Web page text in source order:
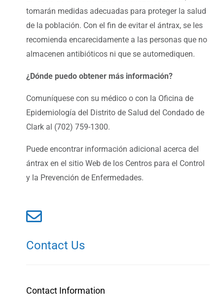
tomarán medidas adecuadas para proteger la salud
de la población. Con el fin de evitar el ántrax, se les
recomienda encarecidamente a las personas que no
almacenen antibióticos ni que se automediquen.
¿Dónde puedo obtener más información?
Comuníquese con su médico o con la Oficina de
Epidemiología del Distrito de Salud del Condado de
Clark al (702) 759-1300.
Puede encontrar información adicional acerca del
ántrax en el sitio Web de los Centros para el Control
y la Prevención de Enfermedades.
Contact Us
Contact Information